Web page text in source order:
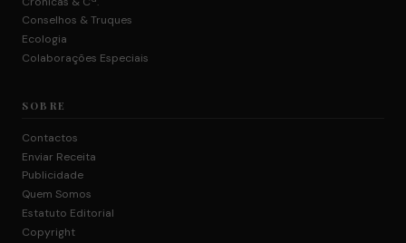
Conselhos & Truques
Ecologia
Colaborações Especiais
SOBRE
Contactos
Enviar Receita
Publicidade
Quem Somos
Estatuto Editorial
Copyright